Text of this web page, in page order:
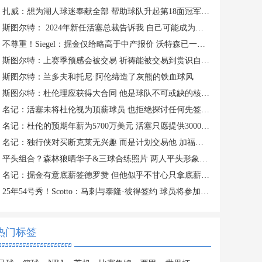
扎威：想为湖人球迷奉献全部 帮助球队升起第18面冠军旗帜
斯图尔特： 2024年新任活塞总裁告诉我 自己可能成为交易筹码
不尊重！Siegel：掘金仅给略高于中产报价 沃特森已一脚迈出大门
斯图尔特：上赛季预感会被交易 祈祷能被交易到赏识自己的球队
斯图尔特：兰多夫和托尼·阿伦缔造了灰熊的铁血球风
斯图尔特：杜伦理应获得大合同 他是球队不可或缺的核心拼图
名记：活塞未将杜伦视为顶薪球员 也拒绝探讨任何先签后换的方案
名记：杜伦的预期年薪为5700万美元 活塞只愿提供3000-3500万美元
名记：独行侠对买断克莱无兴趣 而是计划交易他 加福德需1首轮
平头组合？森林狼晒华子&三球合练照片 两人平头形象引人注意
名记：掘金有意底薪签德罗赞 但他似乎不甘心只拿底薪合同
25年54号秀！Scotto：马刺与泰隆·彼得签约 球员将参加训练营
门标签